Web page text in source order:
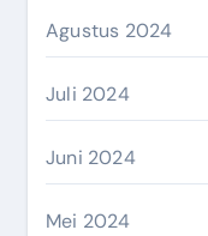
Agustus 2024
Juli 2024
Juni 2024
Mei 2024